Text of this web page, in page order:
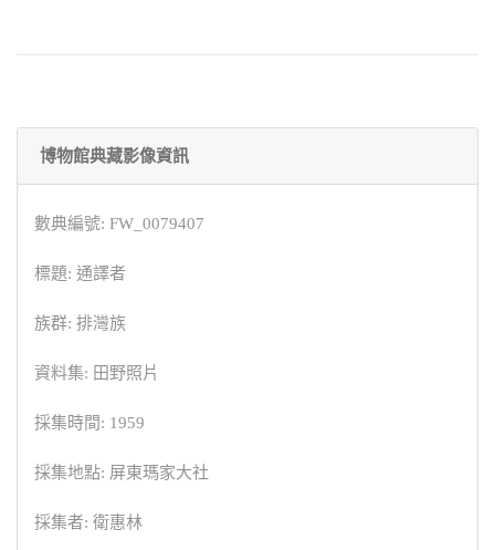
博物館典藏影像資訊
數典編號: FW_0079407
標題: 通譯者
族群: 排灣族
資料集: 田野照片
採集時間: 1959
採集地點: 屏東瑪家大社
採集者: 衛惠林